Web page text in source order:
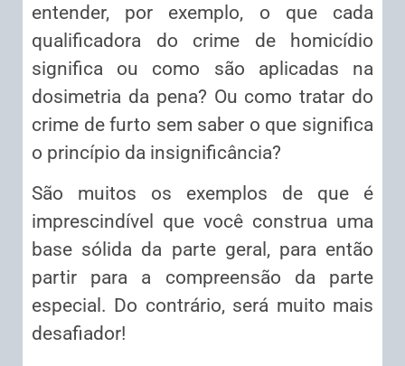
entender, por exemplo, o que cada
qualificadora do crime de homicídio
significa ou como são aplicadas na
dosimetria da pena? Ou como tratar do
crime de furto sem saber o que significa
o princípio da insignificância?
São muitos os exemplos de que é
imprescindível que você construa uma
base sólida da parte geral, para então
partir para a compreensão da parte
especial. Do contrário, será muito mais
desafiador!